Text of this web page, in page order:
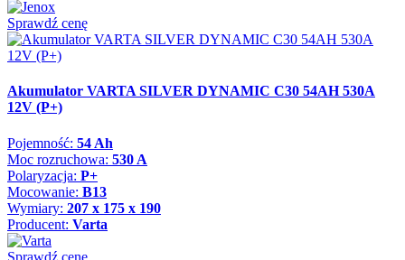
Sprawdź cenę
Akumulator VARTA SILVER DYNAMIC C30 54AH 530A
12V (P+)
Pojemność: 54 Ah
Moc rozruchowa: 530 A
Polaryzacja: P+
Mocowanie: B13
Wymiary: 207 x 175 x 190
Producent: Varta
Sprawdź cenę